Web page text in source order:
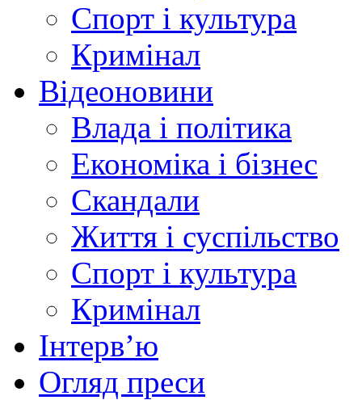
Спорт і культура
Кримінал
Відеоновини
Влада і політика
Економіка і бізнес
Скандали
Життя і суспільство
Спорт і культура
Кримінал
Інтерв’ю
Огляд преси